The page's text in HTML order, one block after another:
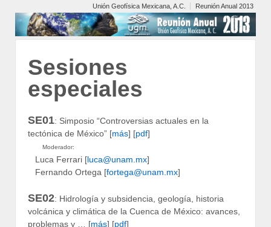
Unión Geofísica Mexicana, A.C. Reunión Anual 2013
Sesiones
especiales
SE01: Simposio “Controversias actuales en la
tectónica de México” [más] [pdf]
Moderador:
Luca Ferrari [luca@unam.mx]
Fernando Ortega [fortega@unam.mx]
SE02: Hidrología y subsidencia, geología, historia
volcánica y climática de la Cuenca de México: avances,
problemas y … [más] [pdf]